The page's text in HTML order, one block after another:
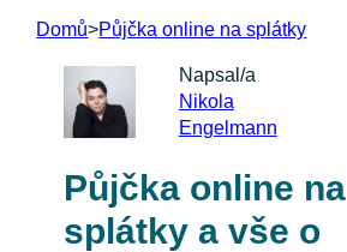
Domů>Půjčka online na splátky
Napsal/a
Nikola
Engelmann
Půjčka online na
splátky a vše o